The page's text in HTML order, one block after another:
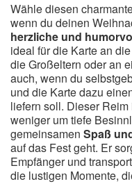
Wähle diesen
wenn du deinen
herzliche und
ideal für die Karte an
die Großeltern oder an
auch, wenn du
und die Karte dazu
liefern soll. Dieser
weniger um tiefe
gemeinsamen Spaß
auf das Fest geht. Er
Empfänger und
die lustigen Momente,